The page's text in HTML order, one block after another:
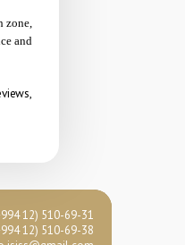
zone,
and
12) 510-69-31
12) 510-69-38